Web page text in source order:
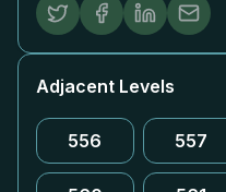
Adjacent Levels
556 557